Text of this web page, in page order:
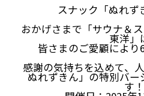
スナック「ぬれず
おかげさまで「サウナ＆
東洋」
皆さまのご愛顧により
感謝の気持ちを込めて、
ぬれずきん」の特別バー
す！